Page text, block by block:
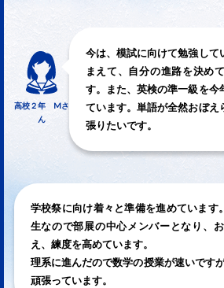
今は、模試に向けて勉強して
まえて、自分の進路を決め
す。また、英検の準一級を今
ています。単語が全然おぼえ
張りたいです。
高校２年 Mさ
ん
学校祭に向け着々と準備を進めています
生なので部展の中心メンバーとなり、
え、練度を高めています。
理系に進んだので数学の授業が速いです
頑張っています。